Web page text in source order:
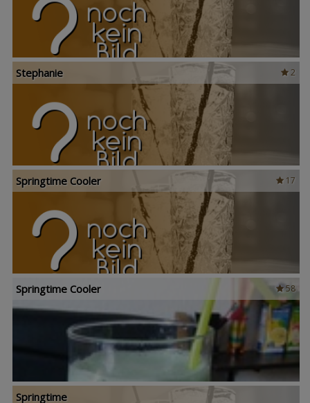
2
Stephanie
17
Springtime Cooler
58
Springtime Cooler
Springtime